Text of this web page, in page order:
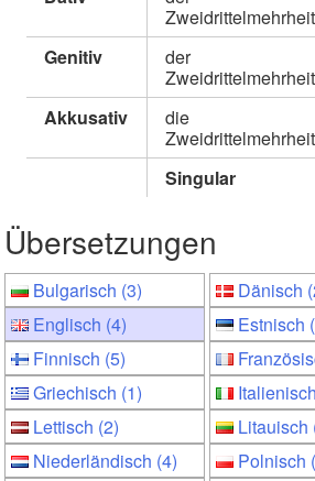
Zweidrittelmehrheit
Genitiv
der
Zweidrittelmehrheit
Akkusativ
die
Zweidrittelmehrheit
Singular
Übersetzungen
Bulgarisch (3)
Dänisch
Englisch (4)
Estnisch
Finnisch (5)
Griechisch (1)
Lettisch (2)
Litauisch
Niederländisch (4)
Polnisch